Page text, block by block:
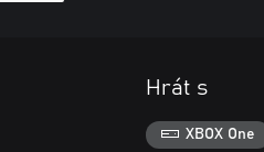
Hrát s
XBOX One